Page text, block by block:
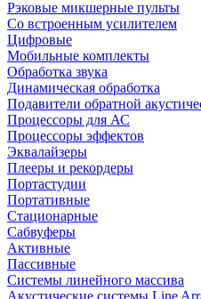
Рэковые микшерные пульты
Со встроенным усилителем
Цифровые
Мобильные комплекты
Обработка звука
Динамическая обработка
Подавители обратной
Процессоры для АС
Процессоры эффектов
Эквалайзеры
Плееры и рекордеры
Портастудии
Портативные
Стационарные
Сабвуферы
Активные
Пассивные
Системы линейного массива
Акустические системы Line